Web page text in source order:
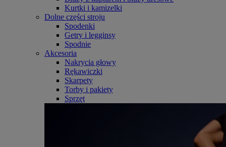
Kurtki i kamizelki
Dolne części stroju
Spodenki
Getry i legginsy
Spodnie
Akcesoria
Nakrycia głowy
Rękawiczki
Skarpety
Torby i pakiety
Sprzęt